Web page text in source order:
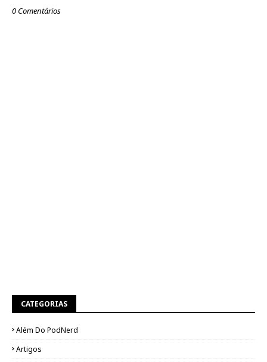
0 Comentários
CATEGORIAS
Além Do PodNerd
Artigos